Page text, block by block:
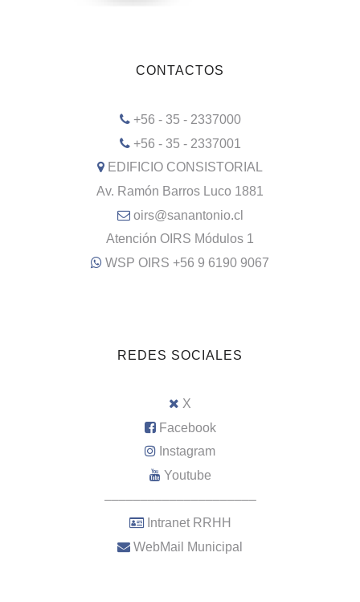
CONTACTOS
+56 - 35 - 2337000
+56 - 35 - 2337001
EDIFICIO CONSISTORIAL
Av. Ramón Barros Luco 1881
oirs@sanantonio.cl
Atención OIRS Módulos 1
WSP OIRS +56 9 6190 9067
REDES SOCIALES
X
Facebook
Instagram
Youtube
–––––––––––––––––––––
Intranet RRHH
WebMail Municipal